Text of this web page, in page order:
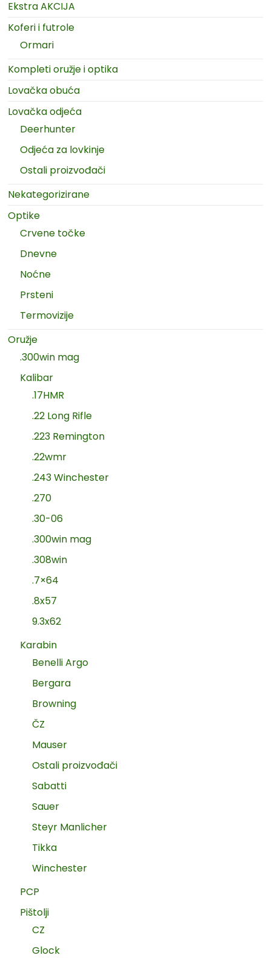
Ekstra AKCIJA
Koferi i futrole
Ormari
Kompleti oružje i optika
Lovačka obuća
Lovačka odjeća
Deerhunter
Odjeća za lovkinje
Ostali proizvođači
Nekategorizirane
Optike
Crvene točke
Dnevne
Noćne
Prsteni
Termovizije
Oružje
.300win mag
Kalibar
.17HMR
.22 Long Rifle
.223 Remington
.22wmr
.243 Winchester
.270
.30-06
.300win mag
.308win
.7×64
.8x57
9.3x62
Karabin
Benelli Argo
Bergara
Browning
ČZ
Mauser
Ostali proizvođači
Sabatti
Sauer
Steyr Manlicher
Tikka
Winchester
PCP
Pištolji
CZ
Glock